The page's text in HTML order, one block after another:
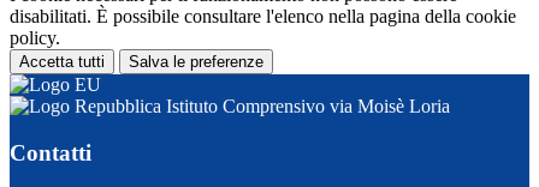
disabilitati. È possibile consultare l'elenco nella pagina della cookie
policy.
Accetta tutti Salva le preferenze
Istituto Comprensivo via Moisè Loria
Contatti